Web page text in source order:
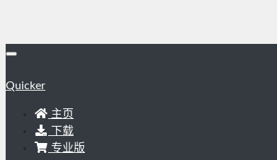
Quicker
主页
下载
专业版